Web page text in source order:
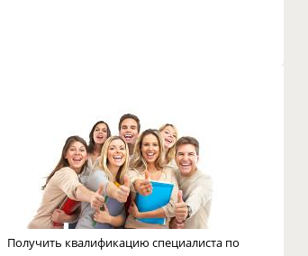
Получить квалификацию специалиста по